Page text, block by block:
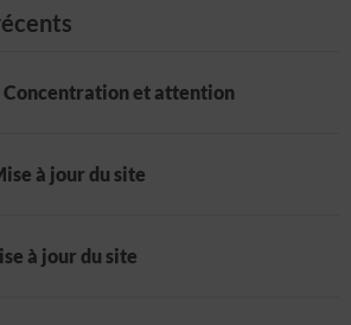
Concentration et attention
à jour du site
à jour du site